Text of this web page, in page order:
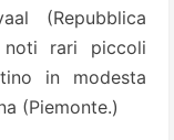
(Repubblica
rari piccoli
in modesta
(Piemonte.)